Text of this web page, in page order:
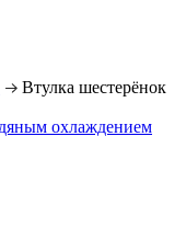
Втулка шестерёнок